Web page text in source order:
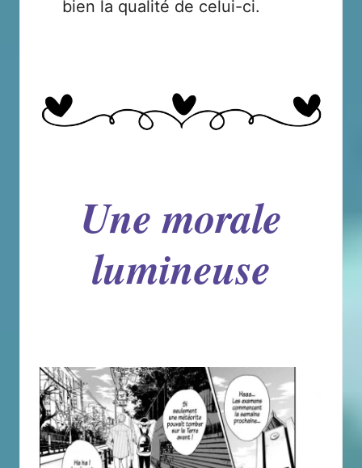
bien la qualité de celui-ci.
Une morale
lumineuse